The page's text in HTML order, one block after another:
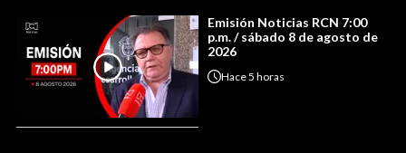
Emisión Noticias RCN 7:00
p.m. / sábado 8 de agosto de
2026
Hace5 horas